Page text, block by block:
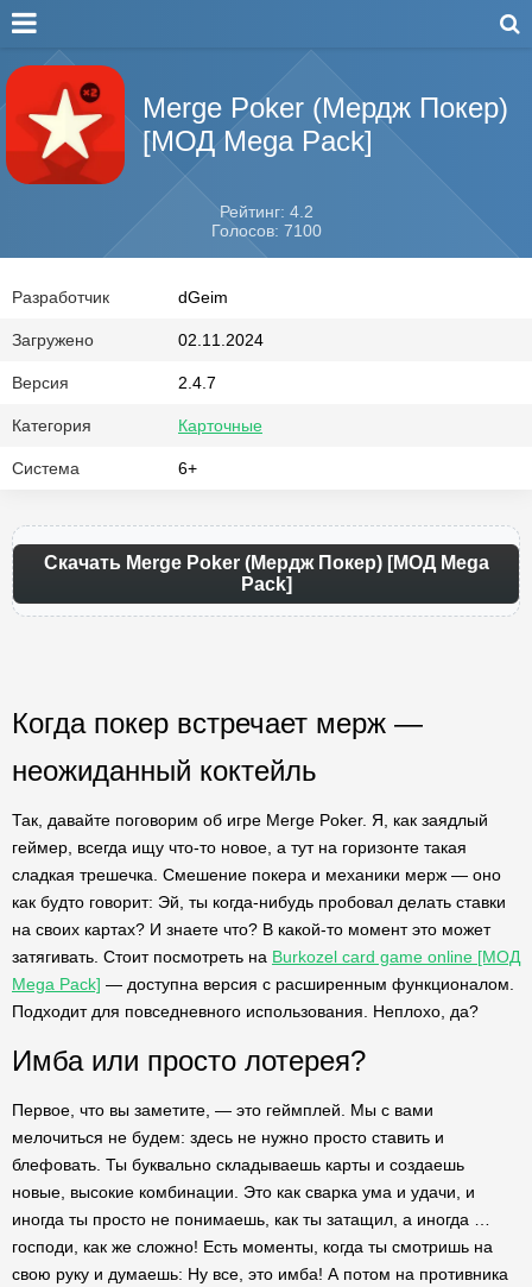
Merge Poker (Мердж Покер)
[МОД Mega Pack]
Рейтинг: 4.2
Голосов: 7100
Разработчик dGeim
Загружено 02.11.2024
Версия 2.4.7
Категория Карточные
Система 6+
Скачать Merge Poker (Мердж Покер) [МОД Mega
Pack]
Когда покер встречает мерж —
неожиданный коктейль
Так, давайте поговорим об игре Merge Poker. Я, как заядлый
геймер, всегда ищу что-то новое, а тут на горизонте такая
сладкая трешечка. Смешение покера и механики мерж — оно
как будто говорит: Эй, ты когда-нибудь пробовал делать ставки
на своих картах? И знаете что? В какой-то момент это может
затягивать. Стоит посмотреть на Burkozel card game online [МОД
Mega Pack] — доступна версия с расширенным функционалом.
Подходит для повседневного использования. Неплохо, да?
Имба или просто лотерея?
Первое, что вы заметите, — это геймплей. Мы с вами
мелочиться не будем: здесь не нужно просто ставить и
блефовать. Ты буквально складываешь карты и создаешь
новые, высокие комбинации. Это как сварка ума и удачи, и
иногда ты просто не понимаешь, как ты затащил, а иногда …
господи, как же сложно! Есть моменты, когда ты смотришь на
свою руку и думаешь: Ну все, это имба! А потом на противника